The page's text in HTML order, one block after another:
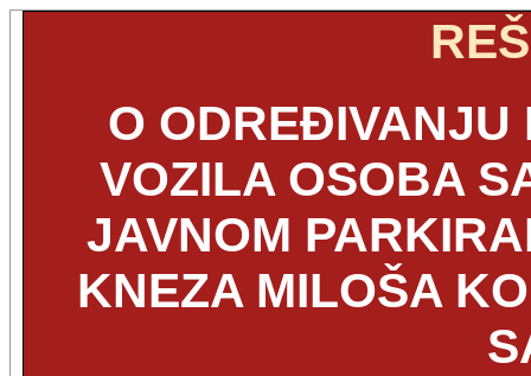
O ODREĐIVANJU
VOZILA OSOBA
JAVNOM
KNEZA MILOŠA